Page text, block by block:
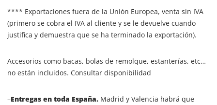
**** Exportaciones fuera de la Unión Europea, venta sin IVA
(primero se cobra el IVA al cliente y se le devuelve cuando
justifica y demuestra que se ha terminado la exportación).
Accesorios como bacas, bolas de remolque, estanterías, etc…
no están incluidos. Consultar disponibilidad
–Entregas en toda España. Madrid y Valencia habrá que